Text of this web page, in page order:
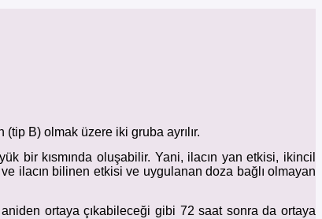
B) olmak üzere iki gruba ayrılır.
bir kısmında oluşabilir. Yani, ilacın yan etkisi, ikincil
ilacın bilinen etkisi ve uygulanan doza bağlı olmayan
ortaya çıkabileceği gibi 72 saat sonra da ortaya